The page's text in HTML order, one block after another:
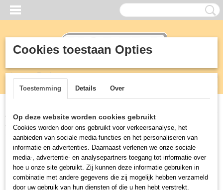
Inloggen Registreren
(0)
Home >Horeca>Euromax> 1/1GN heteluchtoven met vocht 380V
5,2KW
Cookies toestaan Opties
Toestemming Details Over
Op deze website worden cookies gebruikt
Cookies worden door ons gebruikt voor verkeersanalyse, het
aanbieden van sociale media-functies en het personaliseren van
informatie en advertenties. Daarnaast verlenen we onze sociale
media-, advertentie- en analysepartners toegang tot informatie over
hoe u onze site gebruikt. Zij kunnen deze informatie gebruiken in
combinatie met andere gegevens die zij mogelijk hebben verzameld
door uw gebruik van hun diensten of die u hen hebt verstrekt.